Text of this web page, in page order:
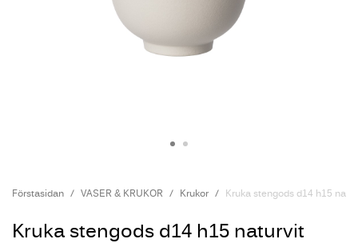
Förstasidan VASER & KRUKOR Krukor Kruka stengods d14 h15
Kruka stengods d14 h15 naturvit